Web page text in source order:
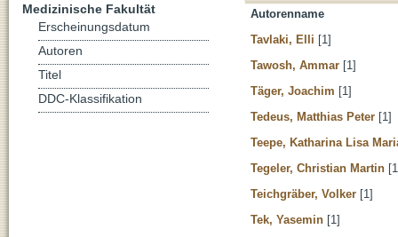
Autorenname
Tavlaki, Elli [1]
Tawosh, Ammar [1]
Täger, Joachim [1]
Tedeus, Matthias Peter [1]
Teepe, Katharina Lisa
Tegeler, Christian Martin
Teichgräber, Volker [1]
Tek, Yasemin [1]
Medizinische Fakultät
Erscheinungsdatum
Autoren
Titel
DDC-Klassifikation